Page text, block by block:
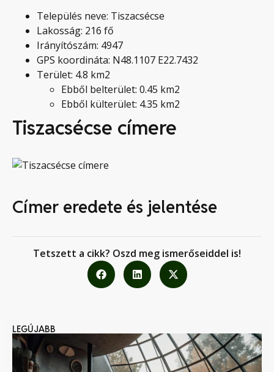
Település neve: Tiszacsécse
Lakosság: 216 fő
Irányítószám: 4947
GPS koordináta: N48.1107 E22.7432
Terület: 4.8 km2
Ebből belterület: 0.45 km2
Ebből külterület: 4.35 km2
Tiszacsécse címere
Címer eredete és jelentése
Tetszett a cikk? Oszd meg ismerőseiddel is!
LEGÚJABB